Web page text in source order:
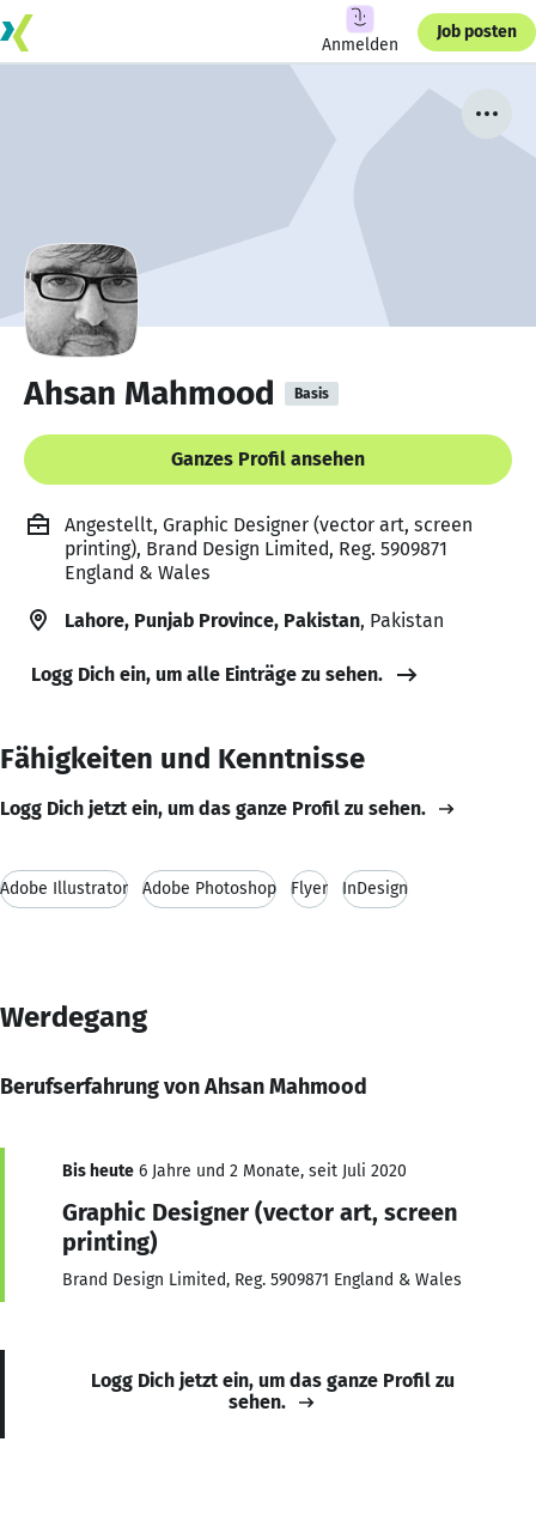
Anmelden
Job posten
Ahsan Mahmood Basis
Ganzes Profil ansehen
Angestellt, Graphic Designer (vector art, screen
printing), Brand Design Limited, Reg. 5909871
England & Wales
Lahore, Punjab Province, Pakistan, Pakistan
Logg Dich ein, um alle Einträge zu sehen.
Fähigkeiten und Kenntnisse
Logg Dich jetzt ein, um das ganze Profil zu sehen.
Adobe Illustrator Adobe Photoshop Flyer InDesign
Werdegang
Berufserfahrung von Ahsan Mahmood
Bis heute 6 Jahre und 2 Monate, seit Juli 2020
Graphic Designer (vector art, screen
printing)
Brand Design Limited, Reg. 5909871 England & Wales
Logg Dich jetzt ein, um das ganze Profil zu
sehen.